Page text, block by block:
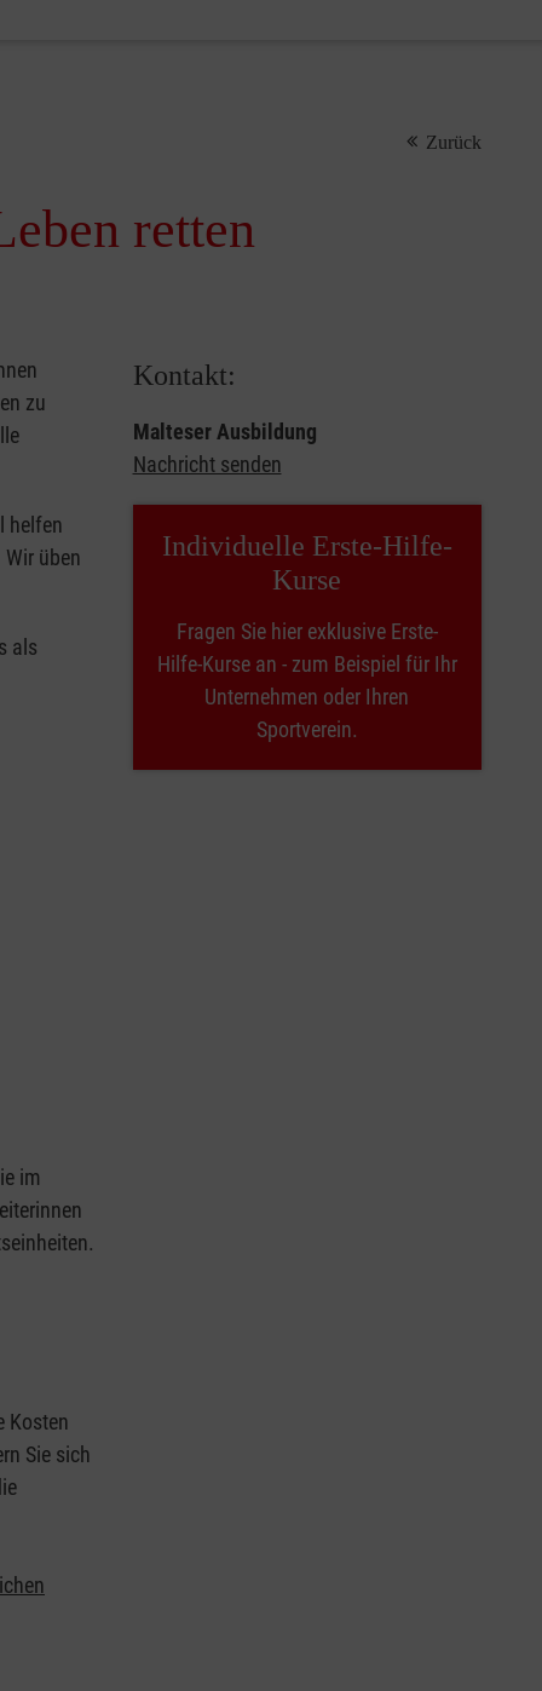
Zurück
retten
zu
helfen
üben
als
im
Kosten
Sie sich
Kontakt:
Malteser Ausbildung
Nachricht senden
Individuelle Erste-Hilfe-
Kurse
Fragen Sie hier exklusive Erste-
Hilfe-Kurse an - zum Beispiel für Ihr
Unternehmen oder Ihren
Sportverein.